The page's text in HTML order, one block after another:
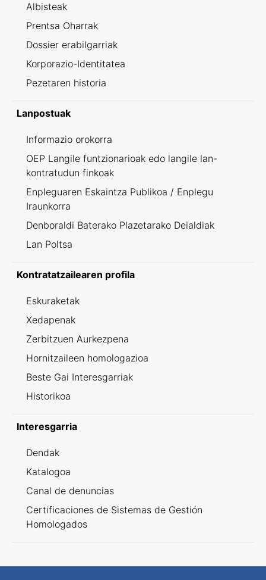
Albisteak
Prentsa Oharrak
Dossier erabilgarriak
Korporazio-Identitatea
Pezetaren historia
Lanpostuak
Informazio orokorra
OEP Langile funtzionarioak edo langile lan-
kontratudun finkoak
Enpleguaren Eskaintza Publikoa / Enplegu
Iraunkorra
Denboraldi Baterako Plazetarako Deialdiak
Lan Poltsa
Kontratatzailearen profila
Eskuraketak
Xedapenak
Zerbitzuen Aurkezpena
Hornitzaileen homologazioa
Beste Gai Interesgarriak
Historikoa
Interesgarria
Dendak
Katalogoa
Canal de denuncias
Certificaciones de Sistemas de Gestión
Homologados